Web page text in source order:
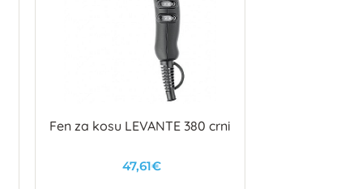
Fen za kosu LEVANTE 380 crni
47,61€